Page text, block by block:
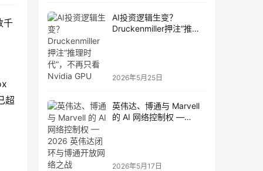
千
超
AI投资逻辑生变？
Druckenmiller押注“推理
2026年5月25日
英伟达、博通与 Marvell
的 AI 网络控制权 —
2026年5月17日